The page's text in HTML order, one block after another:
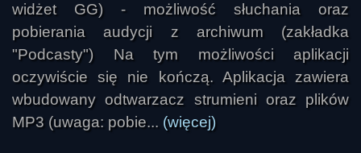
widżet GG) - możliwość słuchania oraz
pobierania audycji z archiwum (zakładka
"Podcasty") Na tym możliwości aplikacji
oczywiście się nie kończą. Aplikacja zawiera
wbudowany odtwarzacz strumieni oraz plików
MP3 (uwaga: pobie... (więcej)